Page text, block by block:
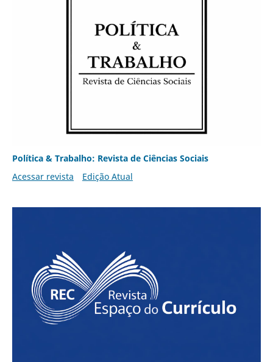
Política & Trabalho: Revista de Ciências Sociais
Acessar revista
Edição Atual